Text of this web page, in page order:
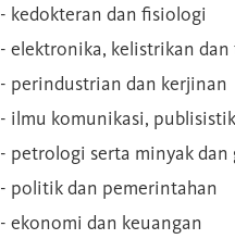
- kedokteran dan fisiologi
- elektronika, kelistrikan
- perindustrian dan kerjinan
- ilmu komunikasi,
- petrologi serta minyak dan
- politik dan pemerintahan
- ekonomi dan keuangan